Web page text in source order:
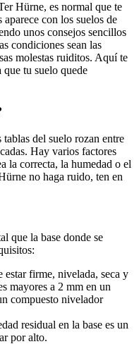
Hürne, es normal que te
con los suelos de
unos consejos sencillos
condiciones sean las
molestas ruiditos. Aquí te
que tu suelo quede
del suelo rozan entre
Hay varios factores
la correcta, la humedad o el
no haga ruido, ten en
que la base donde se
estar firme, nivelada, seca y
mayores a 2 mm en un
compuesto nivelador
residual en la base es un
por alto.